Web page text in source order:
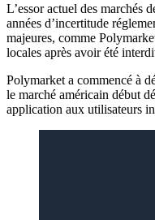
L’essor actuel des marchés
années d’incertitude
majeures, comme
locales après avoir été
Polymarket a commencé à
le marché américain début
application aux utilisateurs